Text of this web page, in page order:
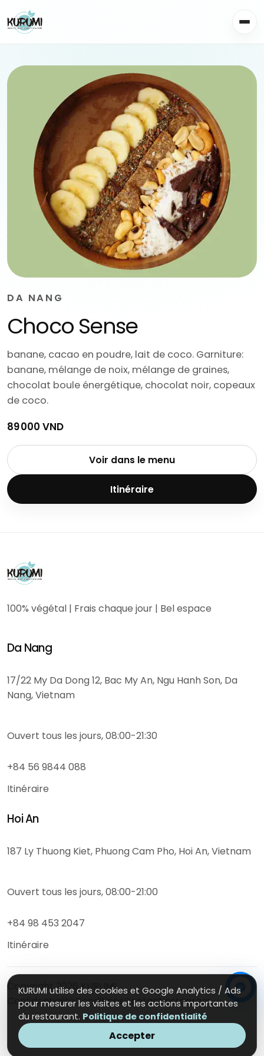
KURUMI utilise des cookies et Google Analytics / Ads
pour mesurer les visites et les actions importantes
du restaurant. Politique de confidentialité
Accepter
DA NANG
Choco Sense
banane, cacao en poudre, lait de coco. Garniture:
banane, mélange de noix, mélange de graines,
chocolat boule énergétique, chocolat noir, copeaux
de coco.
89 000 VND
Voir dans le menu
Itinéraire
100% végétal | Frais chaque jour | Bel espace
Da Nang
17/22 My Da Dong 12, Bac My An, Ngu Hanh Son, Da
Nang, Vietnam
Ouvert tous les jours, 08:00-21:30
+84 56 9844 088
Itinéraire
Hoi An
187 Ly Thuong Kiet, Phuong Cam Pho, Hoi An, Vietnam
Ouvert tous les jours, 08:00-21:00
+84 98 453 2047
Itinéraire
Copyright2026KURUMI
ConfidentialitéConditionsContactInstagram